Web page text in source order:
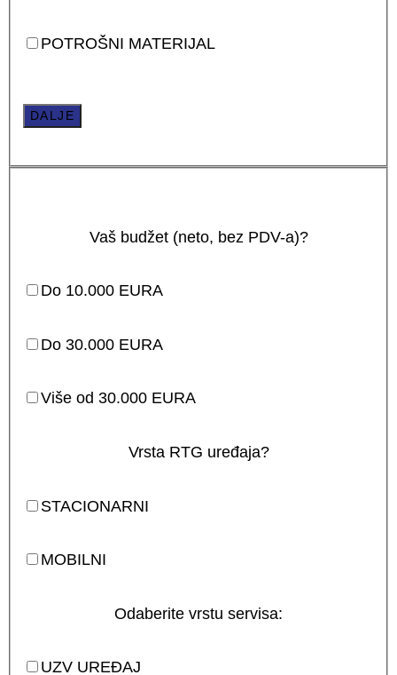
POTROŠNI MATERIJAL
DALJE
Vaš budžet (neto, bez PDV-a)?
Do 10.000 EURA
Do 30.000 EURA
Više od 30.000 EURA
Vrsta RTG uređaja?
STACIONARNI
MOBILNI
Odaberite vrstu servisa:
UZV UREĐAJ